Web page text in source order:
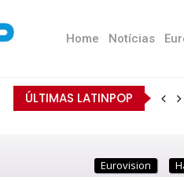
Home Notícias
ÚLTIMAS LATINPOP
Eurovision